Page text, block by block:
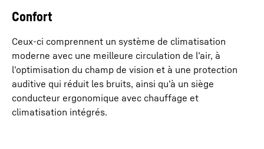
Confort
Ceux-ci comprennent un système de climatisation
moderne avec une meilleure circulation de l’air, à
l’optimisation du champ de vision et à une protection
auditive qui réduit les bruits, ainsi qu’à un siège
conducteur ergonomique avec chauffage et
climatisation intégrés.